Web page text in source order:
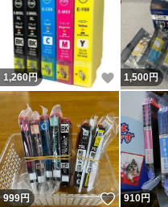
1,260円 いいね！
1,500円
999円 いいね！
910円